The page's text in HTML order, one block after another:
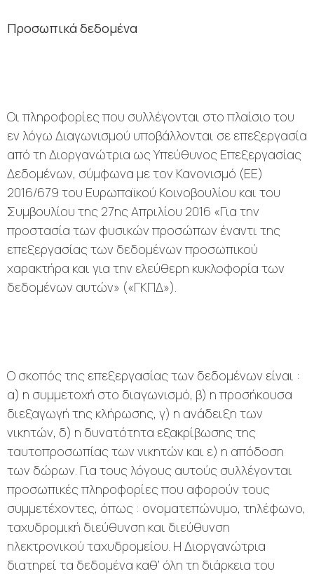
Προσωπικά δεδομένα
Οι πληροφορίες που συλλέγονται στο πλαίσιο του
εν λόγω Διαγωνισμού υποβάλλονται σε επεξεργασία
από τη Διοργανώτρια ως Υπεύθυνος Επεξεργασίας
Δεδομένων, σύμφωνα με τον Κανονισμό (ΕΕ)
2016/679 του Ευρωπαϊκού Κοινοβουλίου και του
Συμβουλίου της 27ης Απριλίου 2016 «Για την
προστασία των φυσικών προσώπων έναντι της
επεξεργασίας των δεδομένων προσωπικού
χαρακτήρα και για την ελεύθερη κυκλοφορία των
δεδομένων αυτών» («ΓΚΠΔ»).
Ο σκοπός της επεξεργασίας των δεδομένων είναι :
α) η συμμετοχή στο διαγωνισμό, β) η προσήκουσα
διεξαγωγή της κλήρωσης, γ) η ανάδειξη των
νικητών, δ) η δυνατότητα εξακρίβωσης της
ταυτοπροσωπίας των νικητών και ε) η απόδοση
των δώρων. Για τους λόγους αυτούς συλλέγονται
προσωπικές πληροφορίες που αφορούν τους
συμμετέχοντες, όπως : ονοματεπώνυμο, τηλέφωνο,
ταχυδρομική διεύθυνση και διεύθυνση
ηλεκτρονικού ταχυδρομείου. Η Διοργανώτρια
διατηρεί τα δεδομένα καθ’ όλη τη διάρκεια του